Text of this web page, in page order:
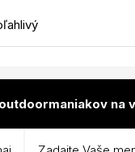
na